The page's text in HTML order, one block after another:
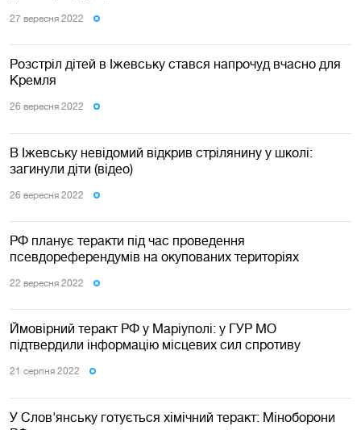
27 вересня 2022
Розстріл дітей в Іжевську стався напрочуд вчасно для
Кремля
26 вересня 2022
В Іжевську невідомий відкрив стрілянину у школі:
загинули діти (відео)
26 вересня 2022
РФ планує теракти під час проведення
псевдореферендумів на окупованих територіях
22 вересня 2022
Ймовірний теракт РФ у Маріуполі: у ГУР МО
підтвердили інформацію місцевих сил спротиву
21 серпня 2022
У Слов'янську готується хімічний теракт: Міноборони